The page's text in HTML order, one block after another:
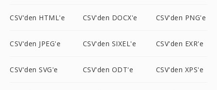
CSV'den HTML'e CSV'den DOCX'e CSV'den PNG'e
CSV'den JPEG'e CSV'den SIXEL'e CSV'den EXR'e
CSV'den SVG'e CSV'den ODT'e CSV'den XPS'e